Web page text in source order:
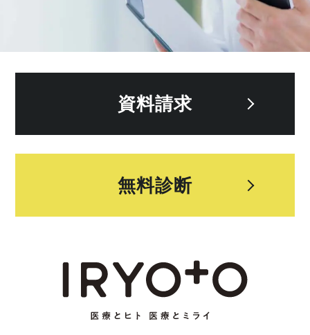
資料請求
無料診断